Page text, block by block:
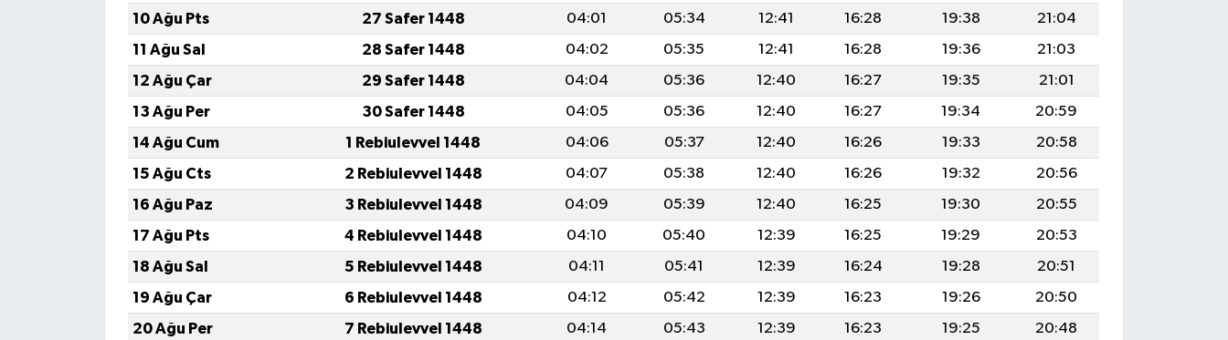
10 Ağu Pts
27 Safer 1448 04:01 05:34 12:41 16:28 19:38
21:04
11 Ağu Sal
28 Safer 1448 04:02 05:35 12:41 16:28 19:36
21:03
12 Ağu Çar
29 Safer 1448 04:04 05:36 12:40 16:27 19:35
21:01
13 Ağu Per
30 Safer 1448 04:05 05:36 12:40 16:27 19:34
20:59
14 Ağu Cum
1 Rebiulevvel 1448 04:06 05:37 12:40 16:26 19:33
20:58
15 Ağu Cts
2 Rebiulevvel 1448 04:07 05:38 12:40 16:26 19:32
20:56
16 Ağu Paz
3 Rebiulevvel 1448 04:09 05:39 12:40 16:25 19:30
20:55
17 Ağu Pts
4 Rebiulevvel 1448 04:10 05:40 12:39 16:25 19:29
20:53
18 Ağu Sal
5 Rebiulevvel 1448 04:11 05:41 12:39 16:24 19:28
20:51
19 Ağu Çar
6 Rebiulevvel 1448 04:12 05:42 12:39 16:23 19:26
20:50
20 Ağu Per
7 Rebiulevvel 1448 04:14 05:43 12:39 16:23 19:25
20:48